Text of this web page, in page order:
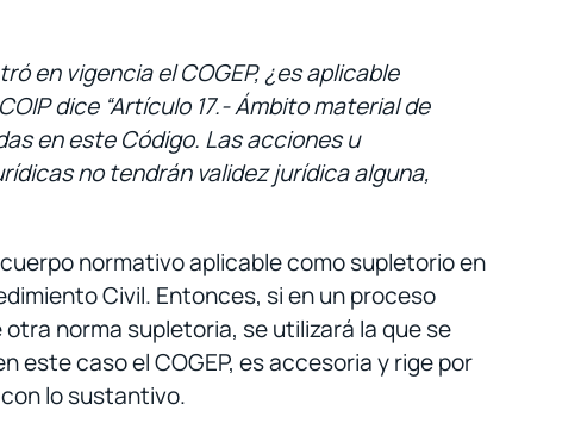
en vigencia el COGEP, ¿es aplicable
dice “Artículo 17.- Ámbito material de
en este Código. Las acciones u
no tendrán validez jurídica alguna,
normativo aplicable como supletorio en
Civil. Entonces, si en un proceso
norma supletoria, se utilizará la que se
este caso el COGEP, es accesoria y rige por
lo sustantivo.